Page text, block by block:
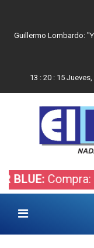
Guillermo Lombardo:
13 : 20: 17
$1520 -